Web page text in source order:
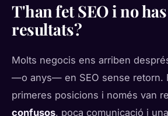
T'han fet SEO i no
resultats?
Molts negocis ens arriben
—o anys— en SEO sense retorn.
primeres posicions i només van
confusos, poca comunicació i una